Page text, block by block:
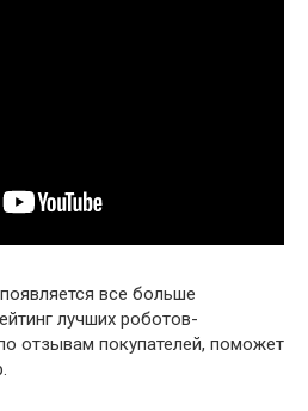
все больше
лучших роботов-
отзывам покупателей, поможет